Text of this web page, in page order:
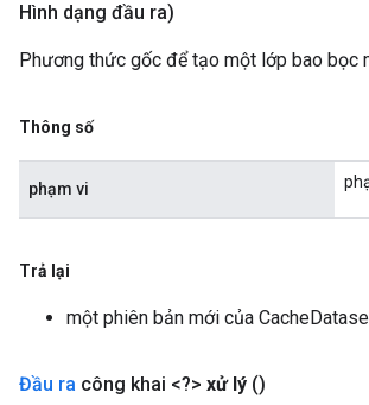
Hình dạng đầu ra)
Phương thức gốc để tạo một lớp bao bọc
Thông số
phạm vi
Trả lại
một phiên bản mới của
Đầu ra công khai <?> xử lý ()